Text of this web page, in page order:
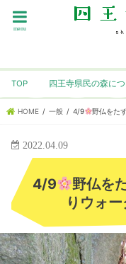
menu
TOP 四王寺県民の森に
HOME 一般 4/9 野仏をた
2022.04.09
4/9
野仏を
りウォー